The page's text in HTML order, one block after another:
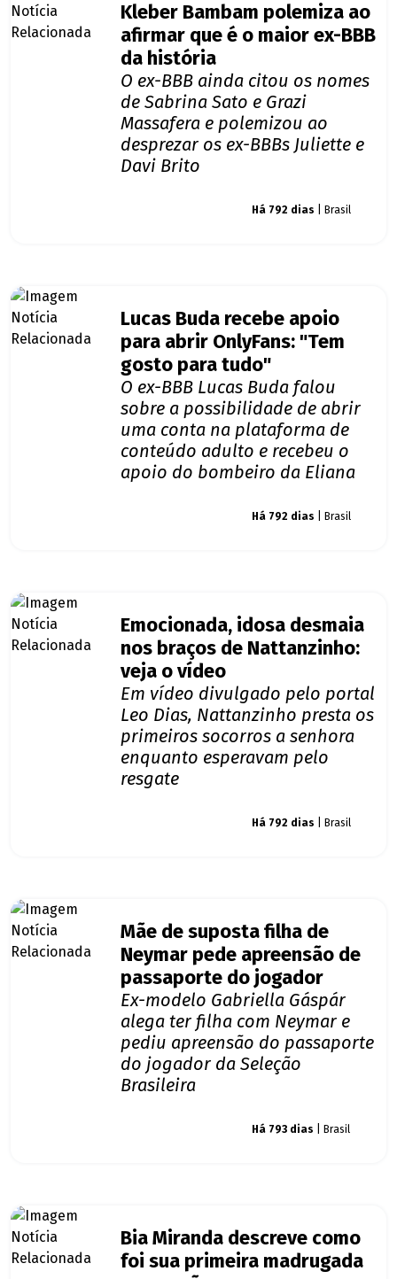
Kleber Bambam polemiza ao
afirmar que é o maior ex-BBB
da história
O ex-BBB ainda citou os nomes
de Sabrina Sato e Grazi
Massafera e polemizou ao
desprezar os ex-BBBs Juliette e
Davi Brito
Há 792 dias | Brasil
Lucas Buda recebe apoio
para abrir OnlyFans: "Tem
gosto para tudo"
O ex-BBB Lucas Buda falou
sobre a possibilidade de abrir
uma conta na plataforma de
conteúdo adulto e recebeu o
apoio do bombeiro da Eliana
Há 792 dias | Brasil
Emocionada, idosa desmaia
nos braços de Nattanzinho:
veja o vídeo
Em vídeo divulgado pelo portal
Leo Dias, Nattanzinho presta os
primeiros socorros a senhora
enquanto esperavam pelo
resgate
Há 792 dias | Brasil
Mãe de suposta filha de
Neymar pede apreensão de
passaporte do jogador
Ex-modelo Gabriella Gáspár
alega ter filha com Neymar e
pediu apreensão do passaporte
do jogador da Seleção
Brasileira
Há 793 dias | Brasil
Bia Miranda descreve como
foi sua primeira madrugada